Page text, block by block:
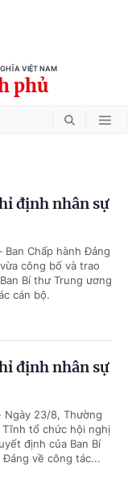
VIỆT NAM
phủ
định nhân sự
Ban Chấp hành Đảng
công bố và trao
Bí thư Trung ương
cán bộ.
định nhân sự
Ngày 23/8, Thường
tổ chức hội nghị
định của Ban Bí
về công tác...